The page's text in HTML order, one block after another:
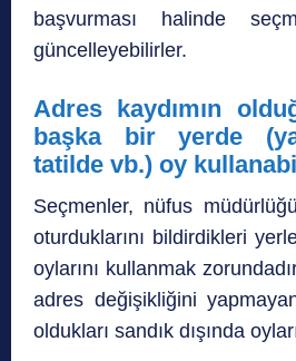
başvurması halinde
güncelleyebilirler.
Adres kaydımın
başka bir yerde
tatilde vb.) oy
Seçmenler, nüfus
oturduklarını bildirdikleri
oylarını kullanmak
adres değişikliğini
oldukları sandık dışında